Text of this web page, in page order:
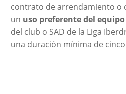
contrato de arrendamiento o
un uso preferente del
del club o SAD de la Liga
una duración mínima de